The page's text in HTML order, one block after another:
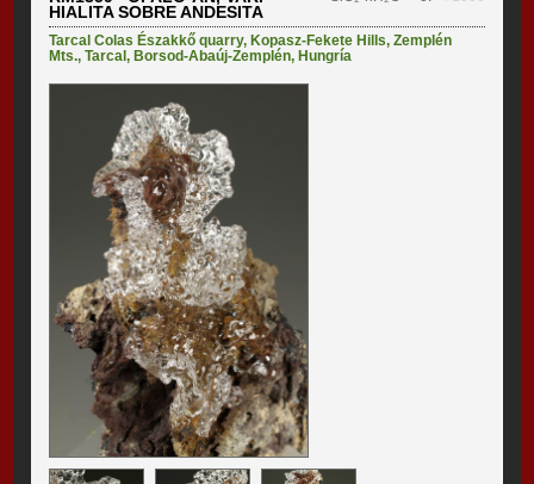
HIALITA SOBRE ANDESITA
Tarcal Colas Északkő quarry, Kopasz-Fekete Hills,Zemplén
Mts.,Tarcal, Borsod-Abaúj-Zemplén, Hungría